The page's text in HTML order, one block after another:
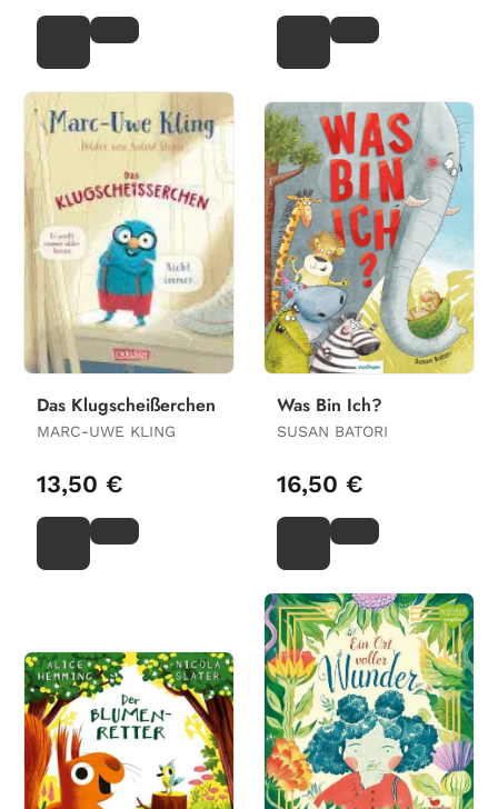
Das Klugscheißerchen
MARC-UWE KLING
13,50 €
Was Bin Ich?
SUSAN BATORI
16,50 €